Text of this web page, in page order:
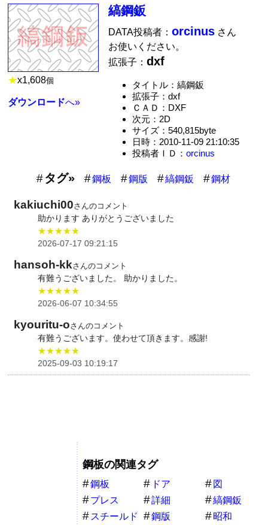
★x1,608個
ダウンロードへ»
縞鋼鈑
DATA投稿者：orcinus さん
お使いください。
拡張子：dxf
タイトル：縞鋼鈑
拡張子：dxf
ＣＡＤ：DXF
次元：2D
サイズ：540,815byte
日時：2010-11-09 21:10:35
投稿者ＩＤ： orcinus
タグ» 鋼板 鋼版 縞鋼鈑 鋼材
kakiuchi00さんのコメント
助かります ありがとうございました
★★★★★
2026-07-17 09:21:15
hansoh-kkさんのコメント
有難うございました。 助かりました。
★★★★★
2026-06-07 10:34:55
kyouritu-oさんのコメント
有難うございます。使わせて頂きます。感謝!
★★★★★
2025-09-03 10:19:17
鋼板の関連タグ
鋼板 ドア
図
プレス
詳細
縞鋼鈑
スチールド
鋼版 昭和